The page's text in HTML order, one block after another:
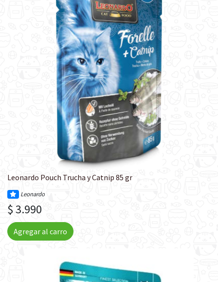
Leonardo Pouch Trucha y Catnip 85 gr
Leonardo
$ 3.990
Agregar al carro